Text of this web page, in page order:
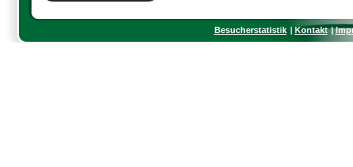
Besucherstatistik Kontakt